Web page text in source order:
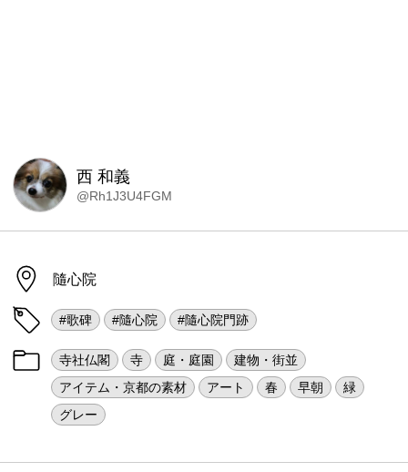
西 和義
@Rh1J3U4FGM
隨心院
#歌碑 #隨心院 #隨心院門跡
寺社仏閣 寺 庭・庭園
建物・街並
アイテム・京都の素材
アート 春 早朝
緑
グレー